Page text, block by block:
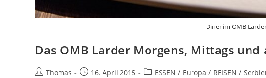
Diner im OMB Larder
Das OMB Larder Morgens, Mittags und
Beitrags-
Thomas
Beitrag16. April 2015
Beitrags-
ESSEN / Europa / REISEN /